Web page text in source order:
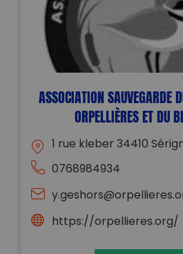
ASSOCIATION SAUVEGARDE
ORPELLIÈRES ET DU
1 rue kleber 34410
0768984934
https://orpellieres.org/